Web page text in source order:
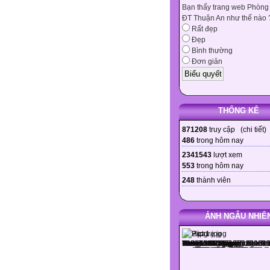
Bạn thấy trang web
ĐT Thuận An như thế nào
Rất đẹp
Đẹp
Bình thường
Đơn giản
THỐNG KÊ
871208 truy cập (chi tiết)
486 trong hôm nay
2341543 lượt xem
553 trong hôm nay
248 thành viên
ẢNH NGẪU